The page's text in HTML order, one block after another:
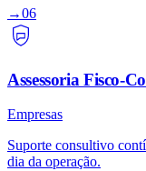
→06
Assessoria Fisco-
Empresas
Suporte consultivo
dia da operação.